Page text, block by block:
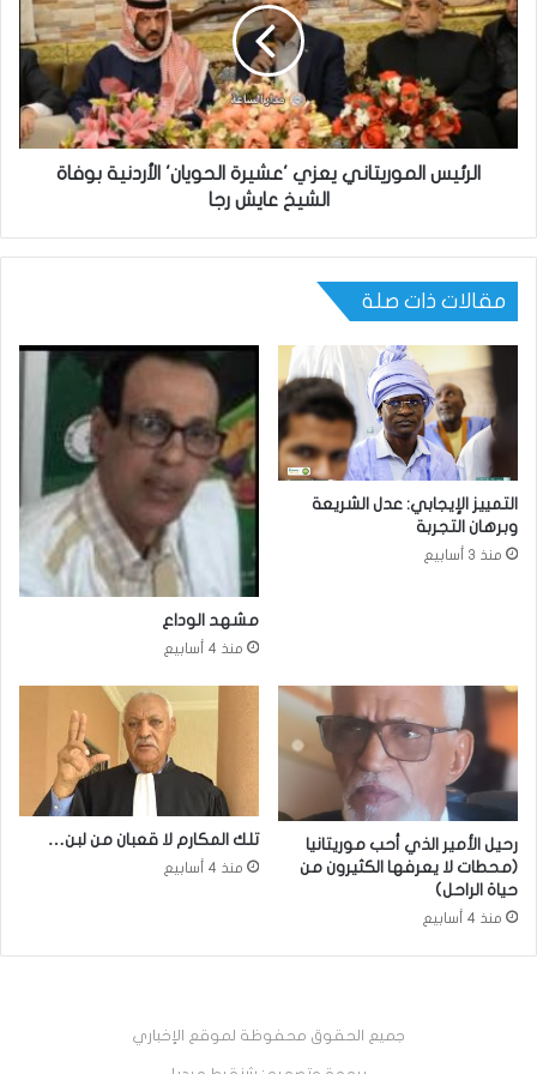
الرئيس الموريتاني يعزي 'عشيرة الحويان' الأردنية بوفاة
الشيخ عايش رجا
مقالات ذات صلة
التمييز الإيجابي: عدل الشريعة
وبرهان التجربة
منذ 3 أسابيع
مشهد الوداع
منذ 4 أسابيع
رحيل الأمير الذي أحب موريتانيا
(محطات لا يعرفها الكثيرون من
حياة الراحل)
منذ 4 أسابيع
تلك المكارم لا قعبان من لبن…
منذ 4 أسابيع
جميع الحقوق محفوظة لموقع الإخباري